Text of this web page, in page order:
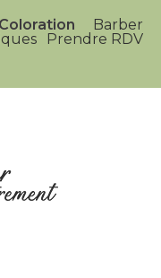
Coloration
Barber
Prendre RDV